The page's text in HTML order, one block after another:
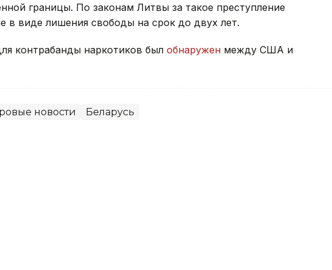
границы. По законам Литвы за такое преступление
в виде лишения свободы на срок до двух лет.
контрабанды наркотиков был обнаружен между США и
новости Беларусь